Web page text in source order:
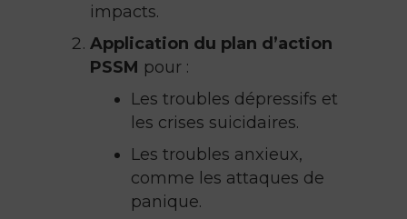
impacts.
Application du plan d’action
PSSM pour :
Les troubles dépressifs et
les crises suicidaires.
Les troubles anxieux,
comme les attaques de
panique.